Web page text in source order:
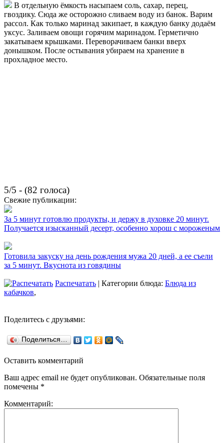
В отдельную ёмкость насыпаем соль, сахар, перец,
гвоздику. Сюда же осторожно сливаем воду из банок. Варим
рассол. Как только маринад закипает, в каждую банку додаём
уксус. Заливаем овощи горячим маринадом. Герметично
закатываем крышками. Переворачиваем банки вверх
донышком. После остывания убираем на хранение в
прохладное место.
5/5 - (82 голоса)
Свежие публикации:
За 5 минут готовлю продукты, и держу в духовке 20 минут.
Получается изысканный десерт, особенно хорош с мороженым
Готовила закуску на день рождения мужа 20 дней, а ее съели
за 5 минут. Вкуснота из говядины
Распечатать | Категории блюда: Блюда из
кабачков,
Поделитесь с друзьями:
Поделиться…
Оставить комментарий
Ваш адрес email не будет опубликован. Обязательные поля
помечены *
Комментарий: